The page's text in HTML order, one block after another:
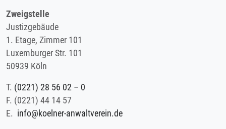
Zweigstelle
Justizgebäude
1. Etage, Zimmer 101
Luxemburger Str. 101
50939 Köln
T. (0221) 28 56 02 – 0
F. (0221) 44 14 57
E. info@koelner-anwaltverein.de